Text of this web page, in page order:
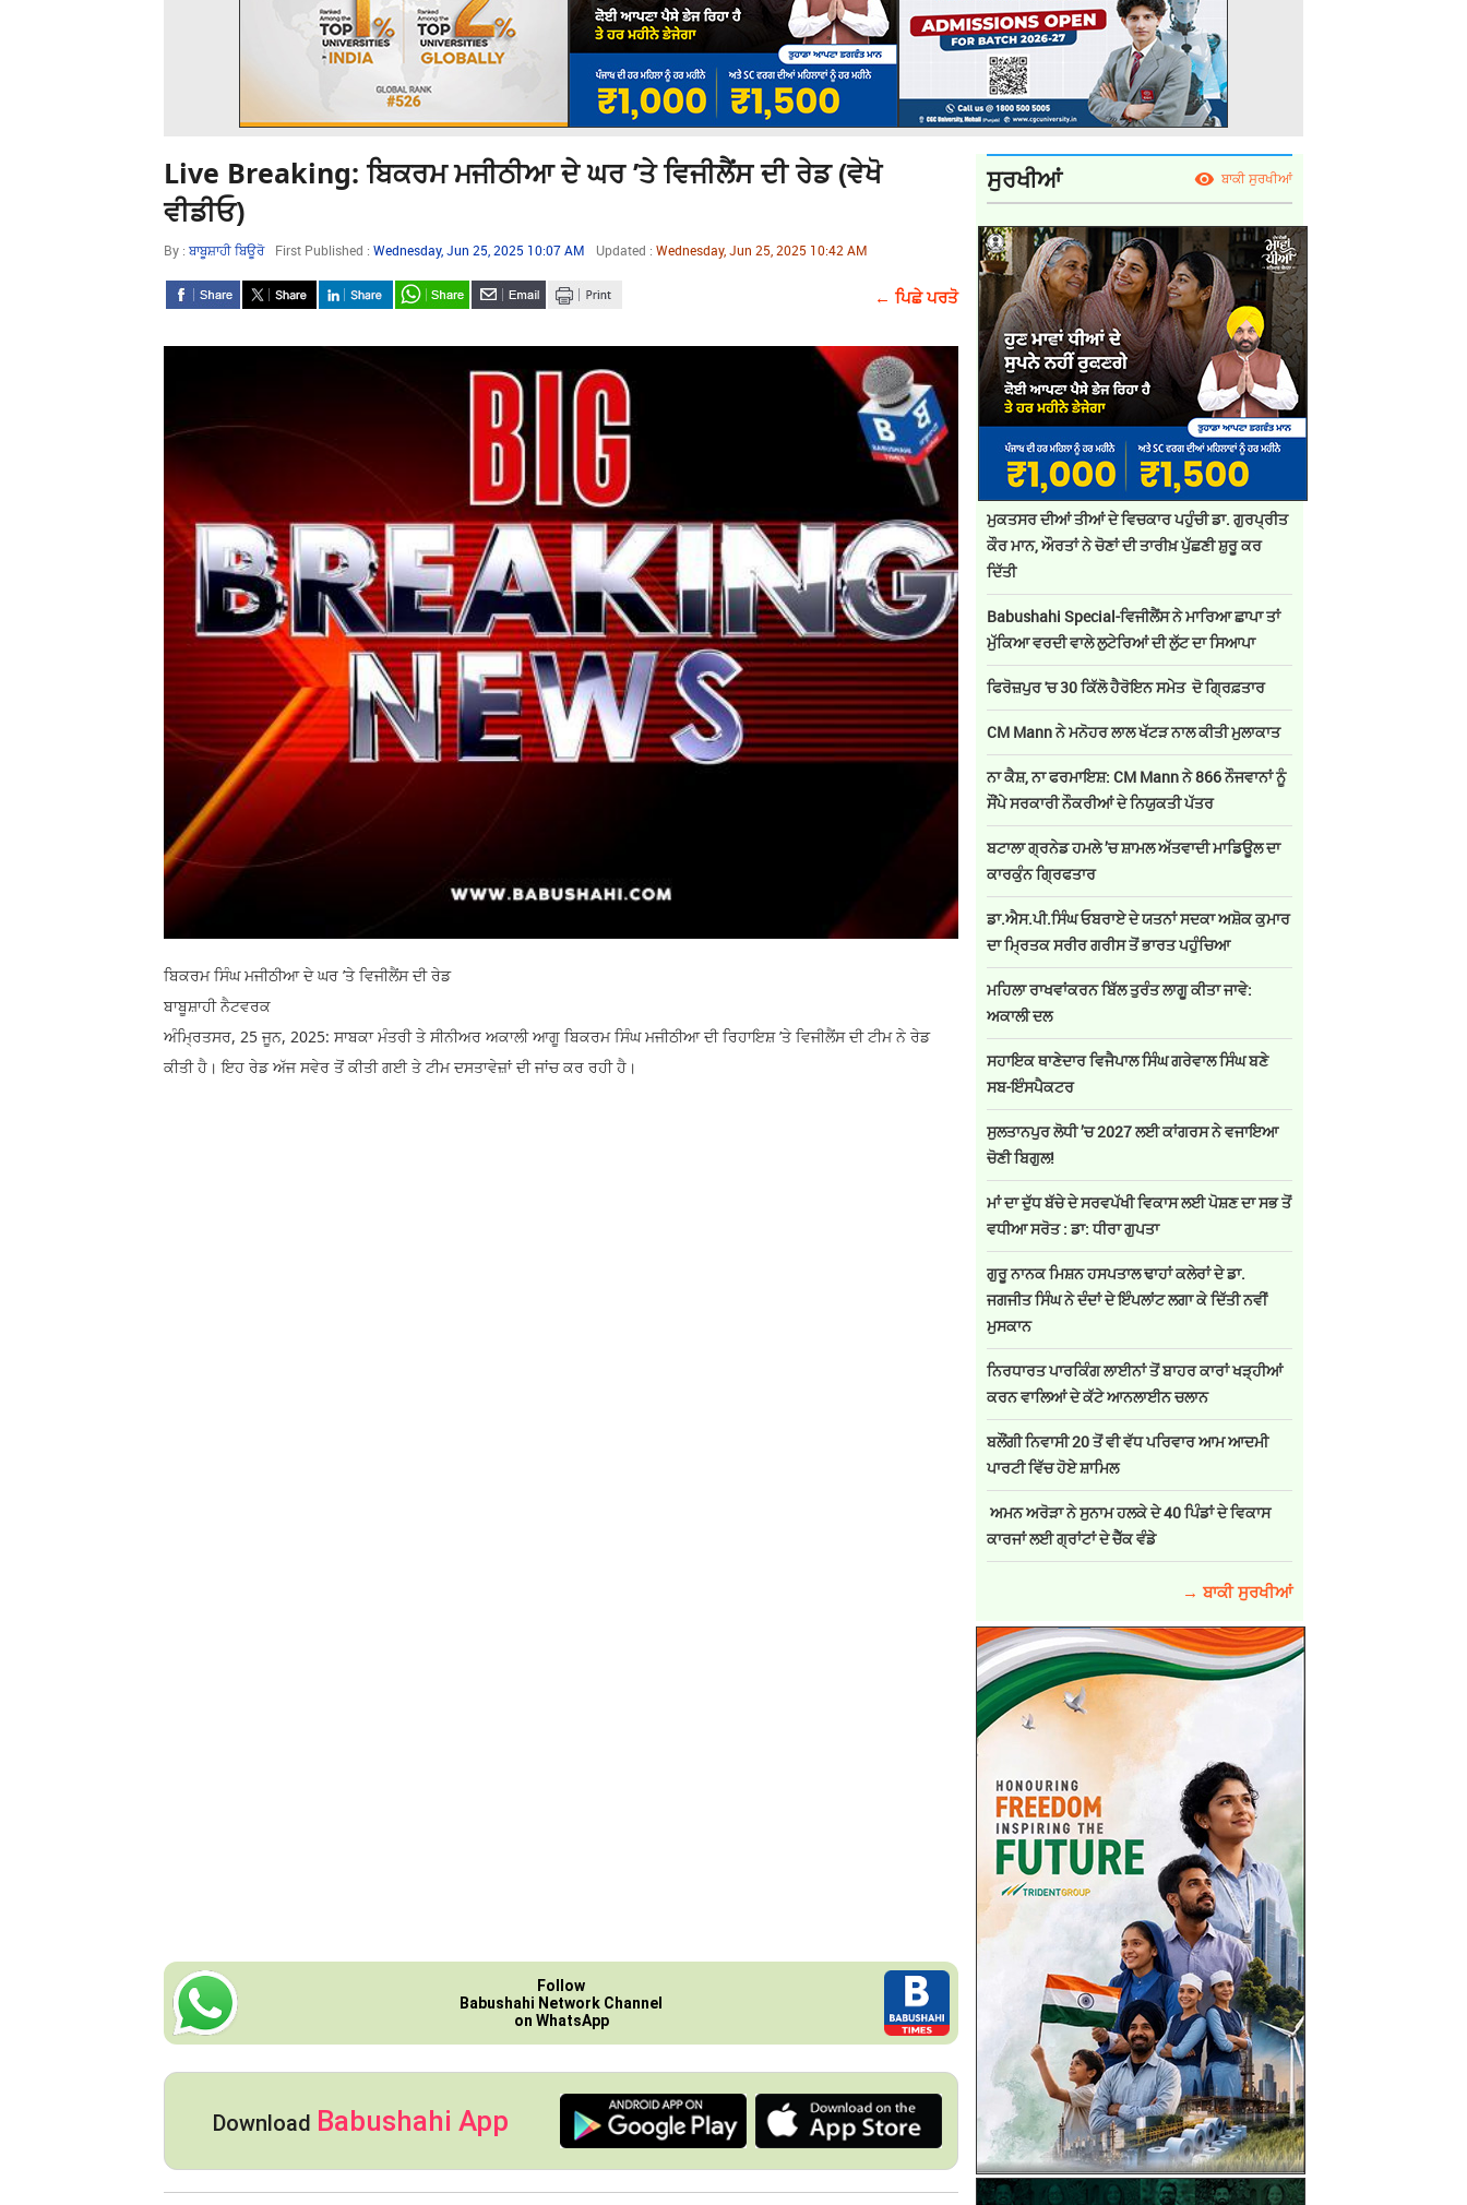
Live Breaking: ਬਿਕਰਮ ਮਜੀਠੀਆ ਦੇ ਘਰ ’ਤੇ ਵਿਜੀਲੈਂਸ ਦੀ ਰੇਡ (ਵੇਖੋ
ਵੀਡੀਓ)
By : ਬਾਬੂਸ਼ਾਹੀ ਬਿਊਰੋ First Published : Wednesday, Jun 25, 2025 10:07 AM Updated : Wednesday, Jun 25, 2025 10:42 AM
← ਪਿਛੇ ਪਰਤੋ
ਬਿਕਰਮ ਸਿੰਘ ਮਜੀਠੀਆ ਦੇ ਘਰ ’ਤੇ ਵਿਜੀਲੈਂਸ ਦੀ ਰੇਡ
ਬਾਬੂਸ਼ਾਹੀ ਨੈਟਵਰਕ
ਅੰਮ੍ਰਿਤਸਰ, 25 ਜੂਨ, 2025: ਸਾਬਕਾ ਮੰਤਰੀ ਤੇ ਸੀਨੀਅਰ ਅਕਾਲੀ ਆਗੂ ਬਿਕਰਮ ਸਿੰਘ ਮਜੀਠੀਆ ਦੀ ਰਿਹਾਇਸ਼ ’ਤੇ ਵਿਜੀਲੈਂਸ ਦੀ ਟੀਮ ਨੇ ਰੇਡ
ਕੀਤੀ ਹੈ। ਇਹ ਰੇਡ ਅੱਜ ਸਵੇਰ ਤੋਂ ਕੀਤੀ ਗਈ ਤੇ ਟੀਮ ਦਸਤਾਵੇਜ਼ਾਂ ਦੀ ਜਾਂਚ ਕਰ ਰਹੀ ਹੈ।
Follow
Babushahi Network Channel
on WhatsApp
Download Babushahi App
ਸੁਰਖੀਆਂ ਬਾਕੀ ਸੁਰਖੀਆਂ
ਮੁਕਤਸਰ ਦੀਆਂ ਤੀਆਂ ਦੇ ਵਿਚਕਾਰ ਪਹੁੰਚੀ ਡਾ. ਗੁਰਪ੍ਰੀਤ
ਕੌਰ ਮਾਨ, ਔਰਤਾਂ ਨੇ ਚੋਣਾਂ ਦੀ ਤਾਰੀਖ਼ ਪੁੱਛਣੀ ਸ਼ੁਰੂ ਕਰ
ਦਿੱਤੀ
Babushahi Special-ਵਿਜੀਲੈਂਸ ਨੇ ਮਾਰਿਆ ਛਾਪਾ ਤਾਂ
ਮੁੱਕਿਆ ਵਰਦੀ ਵਾਲੇ ਲੁਟੇਰਿਆਂ ਦੀ ਲੁੱਟ ਦਾ ਸਿਆਪਾ
ਫਿਰੋਜ਼ਪੁਰ 'ਚ 30 ਕਿੱਲੋ ਹੈਰੋਇਨ ਸਮੇਤ ਦੋ ਗ੍ਰਿਫ਼ਤਾਰ
CM Mann ਨੇ ਮਨੋਹਰ ਲਾਲ ਖੱਟੜ ਨਾਲ ਕੀਤੀ ਮੁਲਾਕਾਤ
ਨਾ ਕੈਸ਼, ਨਾ ਫਰਮਾਇਸ਼: CM Mann ਨੇ 866 ਨੌਜਵਾਨਾਂ ਨੂੰ
ਸੌਂਪੇ ਸਰਕਾਰੀ ਨੌਕਰੀਆਂ ਦੇ ਨਿਯੁਕਤੀ ਪੱਤਰ
ਬਟਾਲਾ ਗ੍ਰਨੇਡ ਹਮਲੇ ’ਚ ਸ਼ਾਮਲ ਅੱਤਵਾਦੀ ਮਾਡਿਊਲ ਦਾ
ਕਾਰਕੁੰਨ ਗ੍ਰਿਫਤਾਰ
ਡਾ.ਐਸ.ਪੀ.ਸਿੰਘ ਓਬਰਾਏ ਦੇ ਯਤਨਾਂ ਸਦਕਾ ਅਸ਼ੋਕ ਕੁਮਾਰ
ਦਾ ਮ੍ਰਿਤਕ ਸਰੀਰ ਗਰੀਸ ਤੋਂ ਭਾਰਤ ਪਹੁੰਚਿਆ
ਮਹਿਲਾ ਰਾਖਵਾਂਕਰਨ ਬਿੱਲ ਤੁਰੰਤ ਲਾਗੂ ਕੀਤਾ ਜਾਵੇ:
ਅਕਾਲੀ ਦਲ
ਸਹਾਇਕ ਥਾਣੇਦਾਰ ਵਿਜੈਪਾਲ ਸਿੰਘ ਗਰੇਵਾਲ ਸਿੰਘ ਬਣੇ
ਸਬ-ਇੰਸਪੈਕਟਰ
ਸੁਲਤਾਨਪੁਰ ਲੋਧੀ ’ਚ 2027 ਲਈ ਕਾਂਗਰਸ ਨੇ ਵਜਾਇਆ
ਚੋਣੀ ਬਿਗੁਲ!
ਮਾਂ ਦਾ ਦੁੱਧ ਬੱਚੇ ਦੇ ਸਰਵਪੱਖੀ ਵਿਕਾਸ ਲਈ ਪੋਸ਼ਣ ਦਾ ਸਭ ਤੋਂ
ਵਧੀਆ ਸਰੋਤ : ਡਾ: ਧੀਰਾ ਗੁਪਤਾ
ਗੁਰੂ ਨਾਨਕ ਮਿਸ਼ਨ ਹਸਪਤਾਲ ਢਾਹਾਂ ਕਲੇਰਾਂ ਦੇ ਡਾ.
ਜਗਜੀਤ ਸਿੰਘ ਨੇ ਦੰਦਾਂ ਦੇ ਇੰਪਲਾਂਟ ਲਗਾ ਕੇ ਦਿੱਤੀ ਨਵੀਂ
ਮੁਸਕਾਨ
ਨਿਰਧਾਰਤ ਪਾਰਕਿੰਗ ਲਾਈਨਾਂ ਤੋਂ ਬਾਹਰ ਕਾਰਾਂ ਖੜ੍ਹੀਆਂ
ਕਰਨ ਵਾਲਿਆਂ ਦੇ ਕੱਟੇ ਆਨਲਾਈਨ ਚਲਾਨ
ਬਲੌਂਗੀ ਨਿਵਾਸੀ 20 ਤੋਂ ਵੀ ਵੱਧ ਪਰਿਵਾਰ ਆਮ ਆਦਮੀ
ਪਾਰਟੀ ਵਿੱਚ ਹੋਏ ਸ਼ਾਮਿਲ
ਅਮਨ ਅਰੋੜਾ ਨੇ ਸੁਨਾਮ ਹਲਕੇ ਦੇ 40 ਪਿੰਡਾਂ ਦੇ ਵਿਕਾਸ
ਕਾਰਜਾਂ ਲਈ ਗ੍ਰਾਂਟਾਂ ਦੇ ਚੈੱਕ ਵੰਡੇ
→ ਬਾਕੀ ਸੁਰਖੀਆਂ